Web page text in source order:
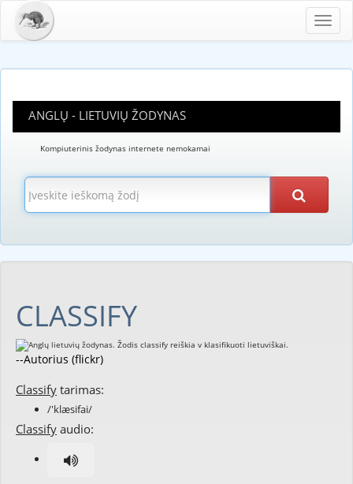
ANGLŲ - LIETUVIŲ ŽODYNAS
Kompiuterinis žodynas internete nemokamai
CLASSIFY
--Autorius (flickr)
Classify tarimas:
/'klæsifai/
Classify audio: